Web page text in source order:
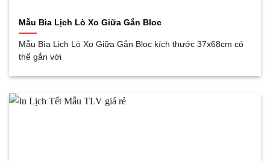
Mẫu Bìa Lịch Lò Xo Giữa Gắn Bloc
Mẫu Bìa Lịch Lò Xo Giữa Gắn Bloc kích thước 37x68cm có
thể gắn với